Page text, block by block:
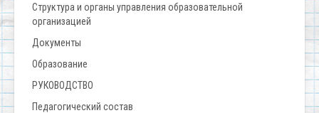
Структура и органы управления образовательной
организацией
Документы
Образование
РУКОВОДСТВО
Педагогический состав